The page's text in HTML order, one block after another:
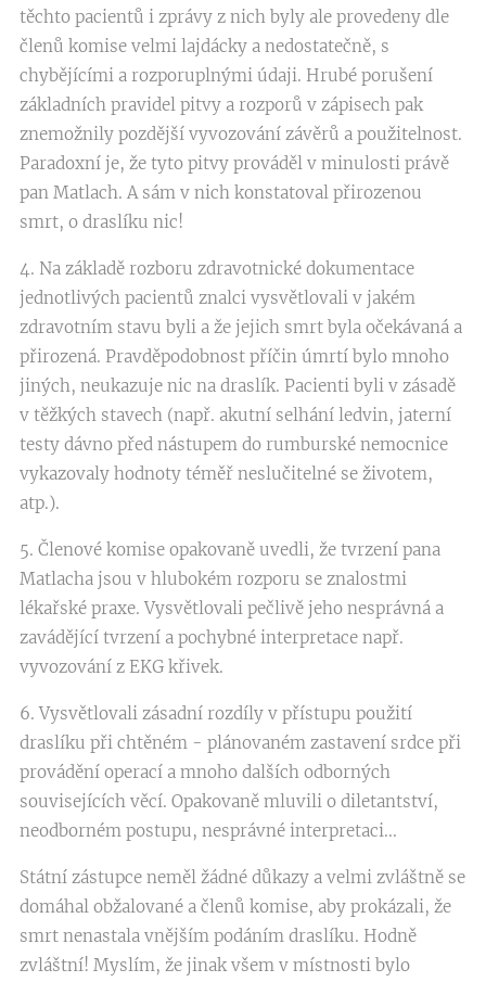
těchto pacientů i zprávy z nich byly ale provedeny dle
členů komise velmi lajdácky a nedostatečně, s
chybějícími a rozporuplnými údaji. Hrubé porušení
základních pravidel pitvy a rozporů v zápisech pak
znemožnily pozdější vyvozování závěrů a použitelnost.
Paradoxní je, že tyto pitvy prováděl v minulosti právě
pan Matlach. A sám v nich konstatoval přirozenou
smrt, o draslíku nic!
4. Na základě rozboru zdravotnické dokumentace
jednotlivých pacientů znalci vysvětlovali v jakém
zdravotním stavu byli a že jejich smrt byla očekávaná a
přirozená. Pravděpodobnost příčin úmrtí bylo mnoho
jiných, neukazuje nic na draslík. Pacienti byli v zásadě
v těžkých stavech (např. akutní selhání ledvin, jaterní
testy dávno před nástupem do rumburské nemocnice
vykazovaly hodnoty téměř neslučitelné se životem,
atp.).
5. Členové komise opakovaně uvedli, že tvrzení pana
Matlacha jsou v hlubokém rozporu se znalostmi
lékařské praxe. Vysvětlovali pečlivě jeho nesprávná a
zavádějící tvrzení a pochybné interpretace např.
vyvozování z EKG křivek.
6. Vysvětlovali zásadní rozdíly v přístupu použití
draslíku při chtěném - plánovaném zastavení srdce při
provádění operací a mnoho dalších odborných
souvisejících věcí. Opakovaně mluvili o diletantství,
neodborném postupu, nesprávné interpretaci...
Státní zástupce neměl žádné důkazy a velmi zvláštně se
domáhal obžalované a členů komise, aby prokázali, že
smrt nenastala vnějším podáním draslíku. Hodně
zvláštní! Myslím, že jinak všem v místnosti bylo